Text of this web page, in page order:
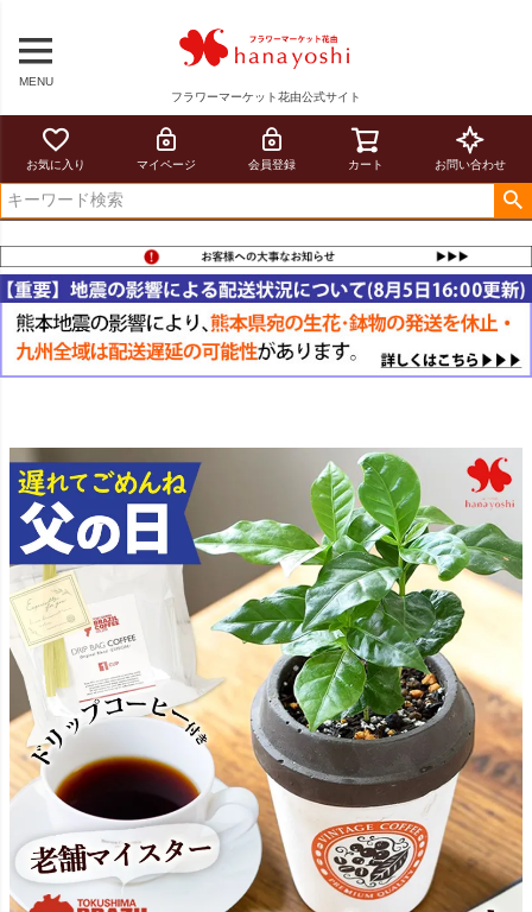
MENU
フラワーマーケット花由公式サイト
お気に入り マイページ 会員登録 カート お問い合わせ